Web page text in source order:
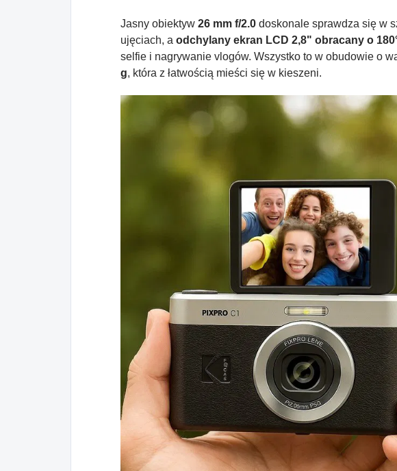
Jasny obiektyw 26 mm f/2.0 doskonale sprawdza się w
ujęciach, a odchylany ekran LCD 2,8" obracany o
selfie i nagrywanie vlogów. Wszystko to w obudowie o
g, która z łatwością mieści się w kieszeni.